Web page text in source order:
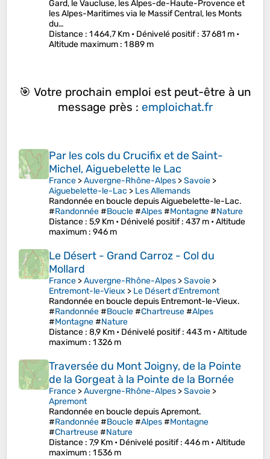
Gard, le Vaucluse, les Alpes-de-Haute-Provence et
les Alpes-Maritimes via le Massif Central, les Monts
du…
Distance : 1 464,7 Km • Dénivelé positif: 37 681 m •
Altitude maximum : 1 889 m
🎯 Votre prochain emploi est peut-être à un
message près : emploichat.fr
Par les cols du Crucifix et de Saint-
Michel, Aiguebelette le Lac
France >Auvergne-Rhône-Alpes >Savoie >
Aiguebelette-le-Lac > Les Allemands
Randonnée en boucle depuis Aiguebelette-le-Lac.
#Randonnée#Boucle#Alpes#Montagne#Nature
Distance : 5,9 Km • Dénivelé positif: 437 m •Altitude
maximum : 946 m
Le Désert - Grand Carroz - Col du
Mollard
France >Auvergne-Rhône-Alpes >Savoie >
Entremont-le-Vieux > Le Désert d'Entremont
Randonnée en boucle depuis Entremont-le-Vieux.
#Randonnée#Boucle#Chartreuse#Alpes
#Montagne#Nature
Distance : 8,9 Km • Dénivelé positif: 443 m •Altitude
maximum : 1 326 m
Traversée du Mont Joigny, de la Pointe
de la Gorgeat à la Pointe de la Bornée
France >Auvergne-Rhône-Alpes >Savoie >
Apremont
Randonnée en boucle depuis Apremont.
#Randonnée#Boucle#Alpes#Montagne
#Chartreuse#Nature
Distance : 7,9 Km • Dénivelé positif: 446 m •Altitude
maximum : 1 536 m